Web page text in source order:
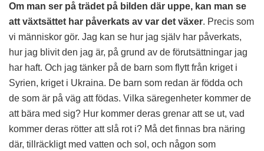
Om man ser på trädet på bilden där uppe, kan man se
att växtsättet har påverkats av var det växer. Precis som
vi människor gör. Jag kan se hur jag själv har påverkats,
hur jag blivit den jag är, på grund av de förutsättningar jag
har haft. Och jag tänker på de barn som flytt från kriget i
Syrien, kriget i Ukraina. De barn som redan är födda och
de som är på väg att födas. Vilka säregenheter kommer de
att bära med sig? Hur kommer deras grenar att se ut, vad
kommer deras rötter att slå rot i? Må det finnas bra näring
där, tillräckligt med vatten och sol, och någon som